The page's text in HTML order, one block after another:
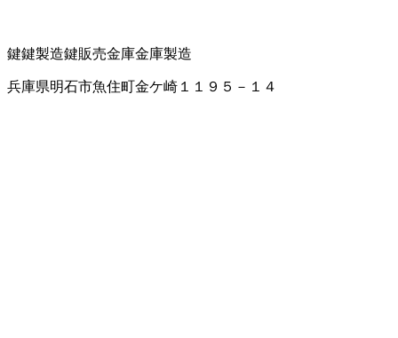
鍵鍵製造鍵販売金庫金庫製造
兵庫県明石市魚住町金ケ崎１１９５－１４